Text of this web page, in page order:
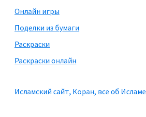
Онлайн игры
Поделки из бумаги
Раскраски
Раскраски онлайн
Исламский сайт, Коран, все об Исламе